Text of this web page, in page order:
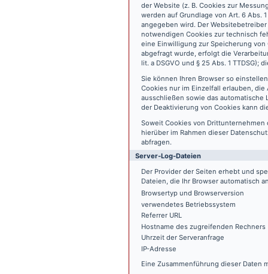
der Website (z. B. Cookies zur
werden auf Grundlage von Art. 6 Abs.
angegeben wird. Der
notwendigen Cookies zur technisch
eine Einwilligung zur Speicherung
abgefragt wurde, erfolgt die
lit. a DSGVO und § 25 Abs. 1
Sie können Ihren Browser so
Cookies nur im Einzelfall erlauben,
ausschließen sowie das automatische
der Deaktivierung von Cookies kann
Soweit Cookies von
hierüber im Rahmen dieser
abfragen.
Server-Log-Dateien
Der Provider der Seiten erhebt und
Dateien, die Ihr Browser automatisch
Browsertyp und Browserversion
verwendetes Betriebssystem
Referrer URL
Hostname des zugreifenden Rechners
Uhrzeit der Serveranfrage
IP-Adresse
Eine Zusammenführung dieser Daten